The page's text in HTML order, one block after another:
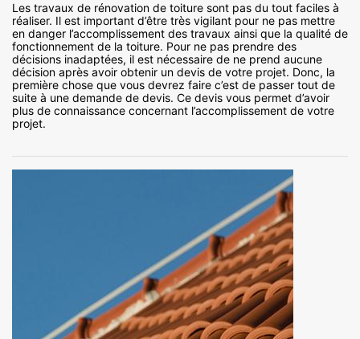
Les travaux de rénovation de toiture sont pas du tout faciles à
réaliser. Il est important d’être très vigilant pour ne pas mettre
en danger l’accomplissement des travaux ainsi que la qualité de
fonctionnement de la toiture. Pour ne pas prendre des
décisions inadaptées, il est nécessaire de ne prend aucune
décision après avoir obtenir un devis de votre projet. Donc, la
première chose que vous devrez faire c’est de passer tout de
suite à une demande de devis. Ce devis vous permet d’avoir
plus de connaissance concernant l’accomplissement de votre
projet.